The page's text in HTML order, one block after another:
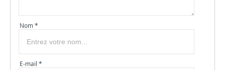
Nom *
E-mail *